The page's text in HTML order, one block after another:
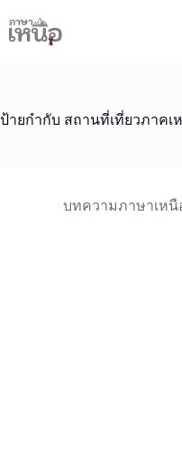
to
content
ป้ายกำกับ สถานที่เที่ยวภาคเ
บทความภาษาเหนื